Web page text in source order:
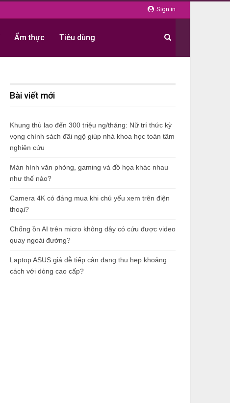
Sign in
Ẩm thực Tiêu dùng
Bài viết mới
Khung thù lao đến 300 triệu ng/tháng: Nữ trí thức kỳ
vọng chính sách đãi ngộ giúp nhà khoa học toàn tâm
nghiên cứu
Màn hình văn phòng, gaming và đồ họa khác nhau
như thế nào?
Camera 4K có đáng mua khi chủ yếu xem trên điện
thoại?
Chống ồn AI trên micro không dây có cứu được video
quay ngoài đường?
Laptop ASUS giá dễ tiếp cận đang thu hẹp khoảng
cách với dòng cao cấp?